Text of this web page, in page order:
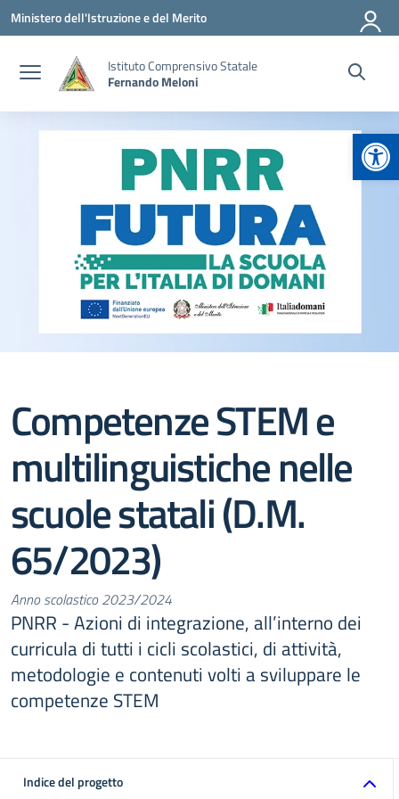
Vai ai contenuti
Vai al menu di navigazione
Vai al footer
Ministero dell'Istruzione e del Merito
Istituto Comprensivo Statale
Fernando Meloni
Competenze STEM e
multilinguistiche nelle
scuole statali (D.M.
65/2023)
Anno scolastico 2023/2024
PNRR - Azioni di integrazione, all’interno dei
curricula di tutti i cicli scolastici, di attività,
metodologie e contenuti volti a sviluppare le
competenze STEM
Indice del progetto